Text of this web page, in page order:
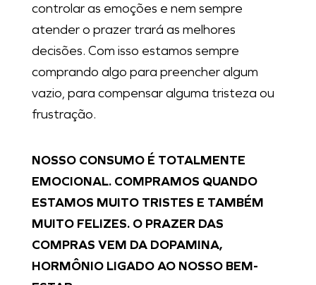
controlar as emoções e nem sempre
atender o prazer trará as melhores
decisões. Com isso estamos sempre
comprando algo para preencher algum
vazio, para compensar alguma tristeza ou
frustração.
NOSSO CONSUMO É TOTALMENTE
EMOCIONAL. COMPRAMOS QUANDO
ESTAMOS MUITO TRISTES E TAMBÉM
MUITO FELIZES. O PRAZER DAS
COMPRAS VEM DA DOPAMINA,
HORMÔNIO LIGADO AO NOSSO BEM-